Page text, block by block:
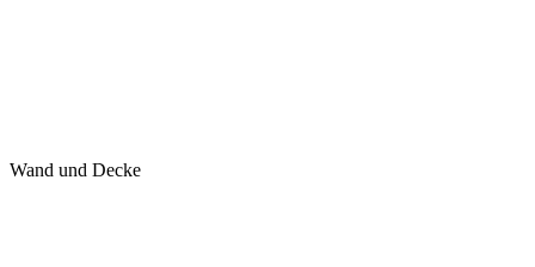
Wand und Decke